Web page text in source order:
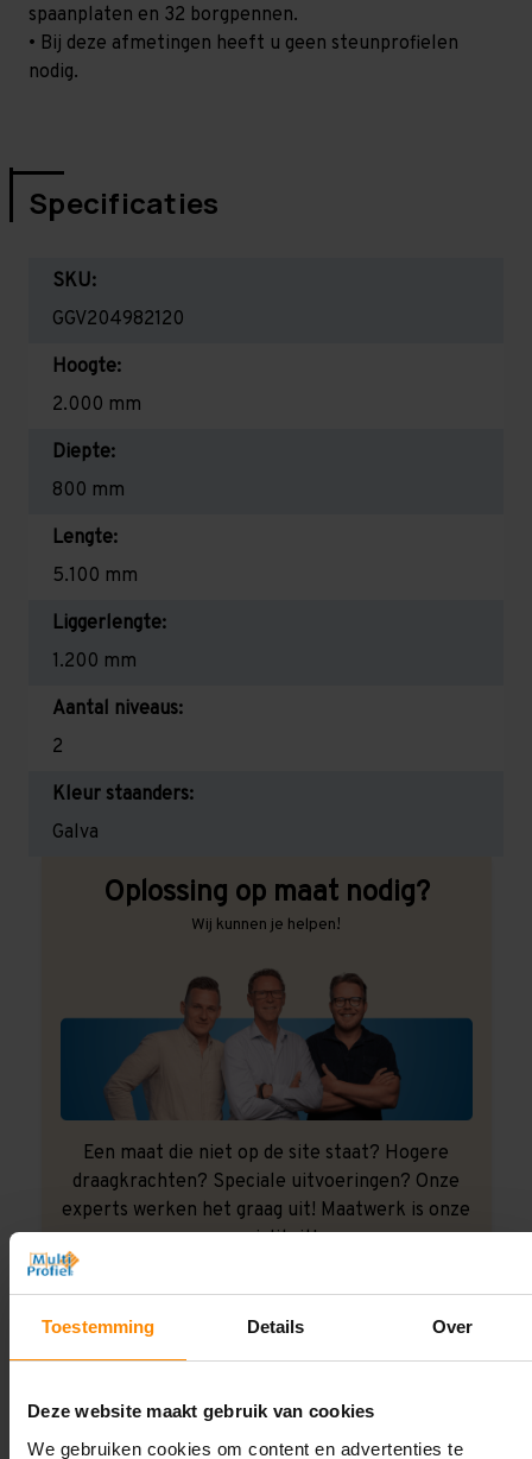
Toestemming Details Over
Deze website maakt gebruik van cookies
We gebruiken cookies om content en advertenties te
spaanplaten en 32 borgpennen.
• Bij deze afmetingen heeft u geen steunprofielen
nodig.
Specificaties
SKU:
GGV204982120
Hoogte:
2.000 mm
Diepte:
800 mm
Lengte:
5.100 mm
Liggerlengte:
1.200 mm
Aantal niveaus:
2
Kleur staanders:
Galva
Oplossing op maat nodig?
Wij kunnen je helpen!
Een maat die niet op de site staat? Hogere
draagkrachten? Speciale uitvoeringen? Onze
experts werken het graag uit! Maatwerk is onze
specialiteit!
Contact met specialist
Montage uitbesteden?